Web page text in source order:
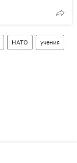
НАТО учения